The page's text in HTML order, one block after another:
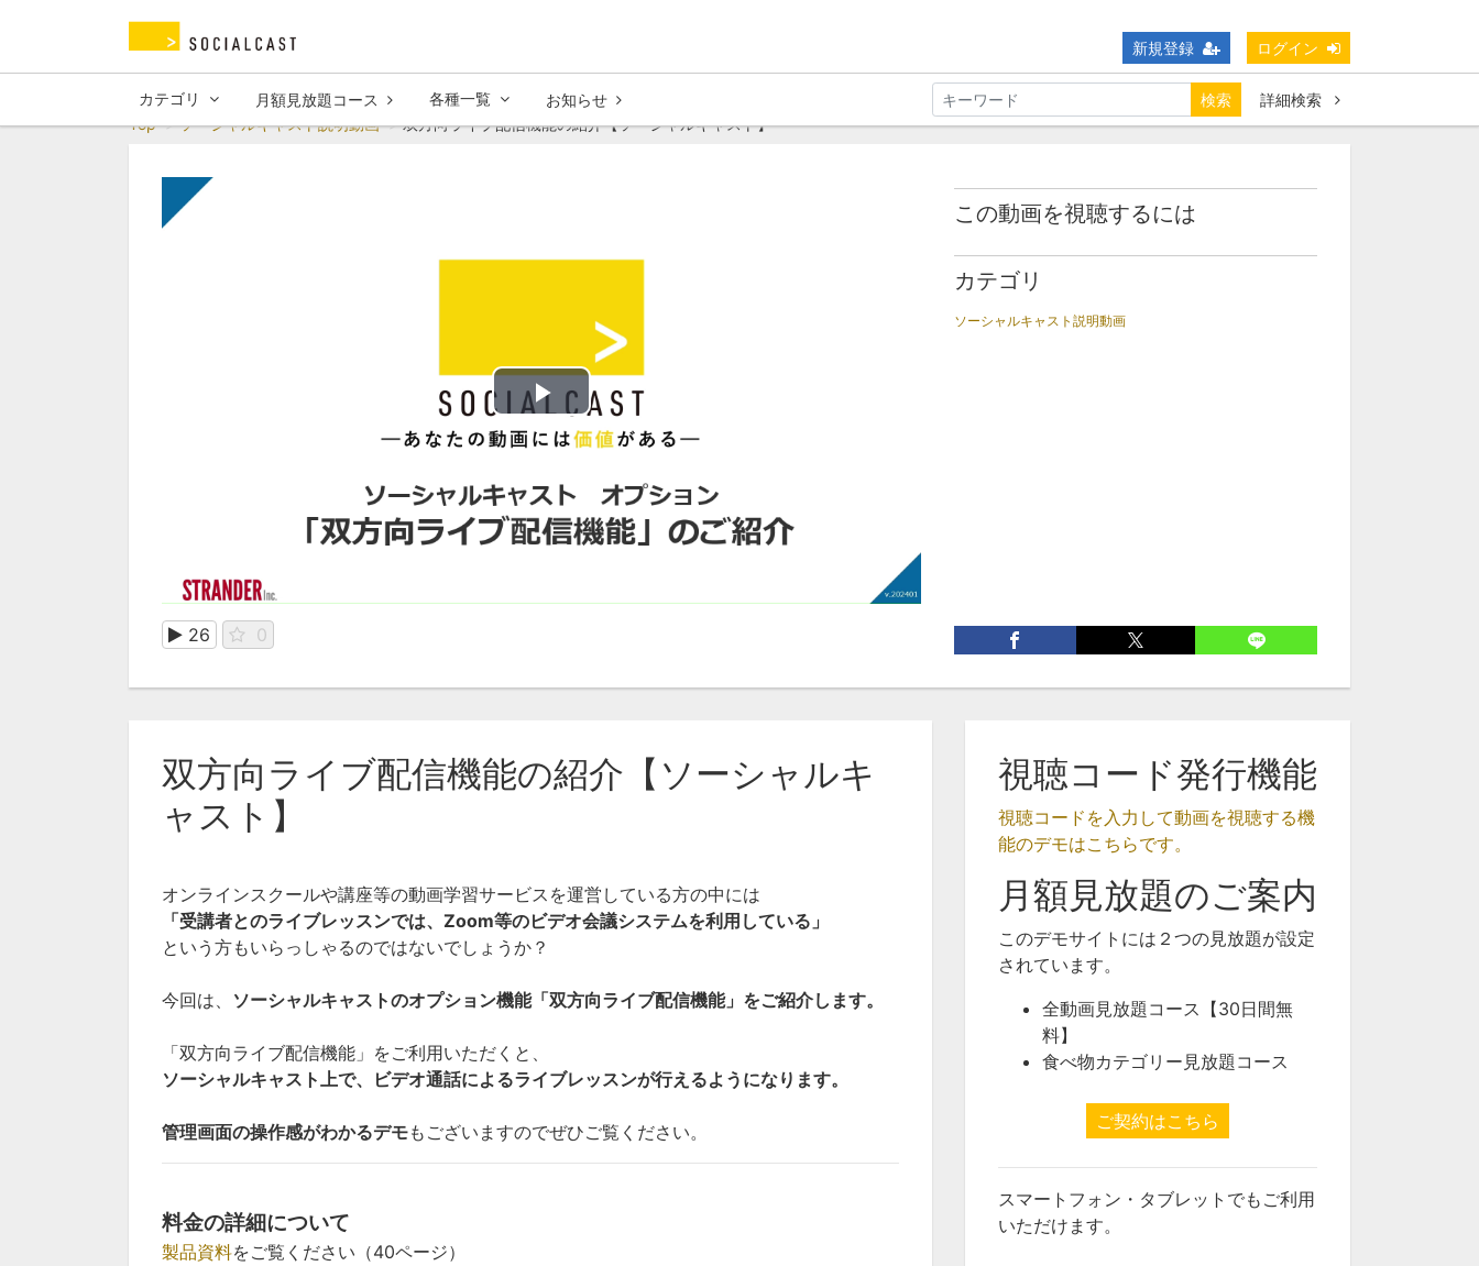
新規登録 ログイン
カテゴリ 月額見放題コース 各種一覧 お知らせ 検索
詳細検索
Top
ソーシャルキャスト説明動画 双方向ライブ配信機能の紹介【ソーシャルキャスト】
Play
26 0
この動画を視聴するには
カテゴリ
ソーシャルキャスト説明動画
双方向ライブ配信機能の紹介【ソーシャルキ
ャスト】
オンラインスクールや講座等の動画学習サービスを運営している方の中には
「受講者とのライブレッスンでは、Zoom等のビデオ会議システムを利用している」
という方もいらっしゃるのではないでしょうか？
今回は、 ソーシャルキャストのオプション機能「双方向ライブ配信機能」をご紹介します。
「双方向ライブ配信機能」をご利用いただくと、
ソーシャルキャスト上で、ビデオ通話によるライブレッスンが行えるようになります。
管理画面の操作感がわかるデモもございますのでぜひご覧ください。
料金の詳細について
製品資料をご覧ください（40ページ）
視聴コード発行機能
視聴コードを入力して動画を視聴する機
能のデモはこちらです。
月額見放題のご案内
このデモサイトには２つの見放題が設定
されています。
全動画見放題コース【30日間無
料】
食べ物カテゴリー見放題コース
ご契約はこちら
スマートフォン・タブレットでもご利用
いただけます。